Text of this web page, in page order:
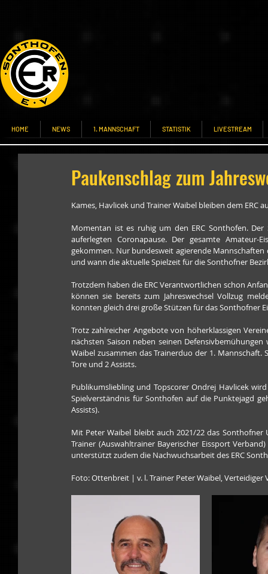
HOME NEWS 1. MANNSCHAFT STATISTIK LIVESTREAM
Paukenschlag zum
Kames, Havlicek und Trainer Waibel bleiben dem ERC
Momentan ist es ruhig um den ERC Sonthofen.
auferlegten Coronapause. Der gesamte
gekommen. Nur bundesweit agierende Mannschaften
und wann die aktuelle Spielzeit für die Sonthofner
Trotzdem haben die ERC Verantwortlichen schon
können sie bereits zum Jahreswechsel Vollzug
konnten gleich drei große Stützen für das Sonthofner
Trotz zahlreicher Angebote von höherklassigen
nächsten Saison neben seinen
Waibel zusammen das Trainerduo der 1. Mannschaft.
Tore und 2 Assists.
Publikumsliebling und Topscorer Ondrej Havlicek
Spielverständnis für Sonthofen auf die Punktejagd
Assists).
Mit Peter Waibel bleibt auch 2021/22 das Sonthofner
Trainer (Auswahltrainer Bayerischer Eissport
unterstützt zudem die Nachwuchsarbeit des ERC
Foto: Ottenbreit | v. l. Trainer Peter Waibel,